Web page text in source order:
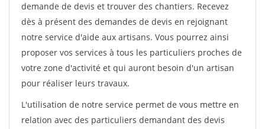
demande de devis et trouver des chantiers. Recevez
dès à présent des demandes de devis en rejoignant
notre service d'aide aux artisans. Vous pourrez ainsi
proposer vos services à tous les particuliers proches de
votre zone d'activité et qui auront besoin d'un artisan
pour réaliser leurs travaux.
L'utilisation de notre service permet de vous mettre en
relation avec des particuliers demandant des devis